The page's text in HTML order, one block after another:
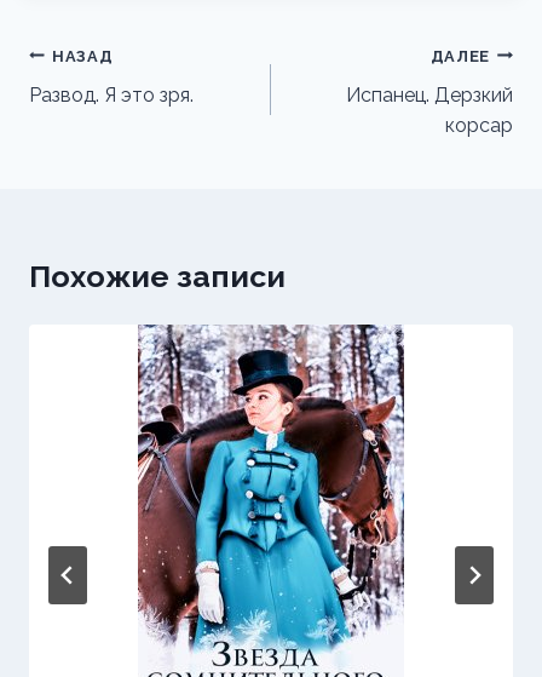
Навигация
по
НАЗАД
Развод. Я это зря.
ДАЛЕЕ
Испанец. Дерзкий
корсар
Похожие записи